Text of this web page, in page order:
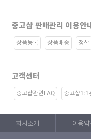
중고샵 판매관리 이용안
상품등록 상품배송 정산
고객센터
중고샵관련FAQ 중고샵1:1
회사소개 이용